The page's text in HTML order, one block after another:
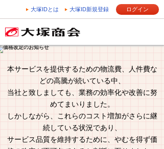
大塚IDとは 大塚ID新規登録 ログイン
本サービスを提供するための物流費、人件費な
どの高騰が続いている中、
当社と致しましても、業務の効率化や改善に努
めてまいりました。
しかしながら、これらのコスト増加がさらに継
続している状況であり、
サービス品質を維持するために、やむを得ず価